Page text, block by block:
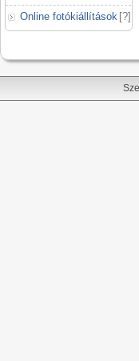
Online fotókiállítások [?]